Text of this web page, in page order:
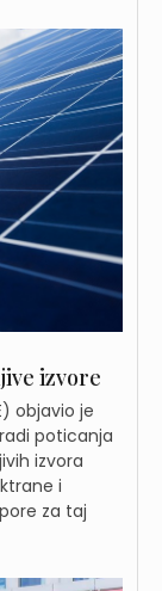
izvore
objavio je
poticanja
izvora
i
za taj